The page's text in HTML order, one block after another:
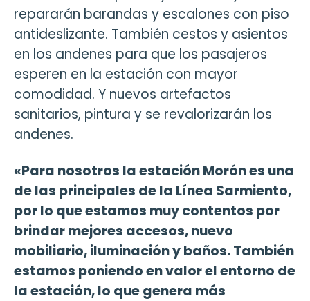
repararán barandas y escalones con piso
antideslizante. También cestos y asientos
en los andenes para que los pasajeros
esperen en la estación con mayor
comodidad. Y nuevos artefactos
sanitarios, pintura y se revalorizarán los
andenes.
«Para nosotros la estación Morón es una
de las principales de la Línea Sarmiento,
por lo que estamos muy contentos por
brindar mejores accesos, nuevo
mobiliario, iluminación y baños. También
estamos poniendo en valor el entorno de
la estación, lo que genera más